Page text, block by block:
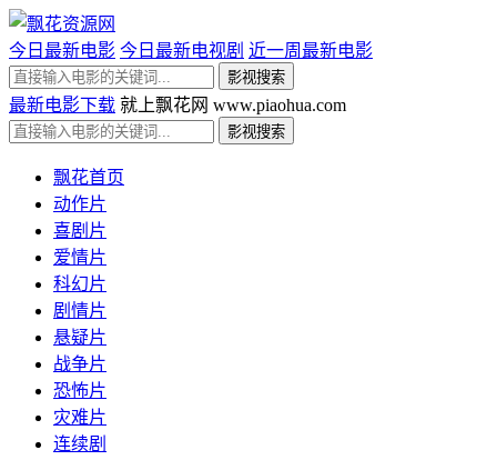
今日最新电影 今日最新电视剧 近一周最新电影
最新电影下载 就上飘花网 www.piaohua.com
飘花首页
动作片
喜剧片
爱情片
科幻片
剧情片
悬疑片
战争片
恐怖片
灾难片
连续剧